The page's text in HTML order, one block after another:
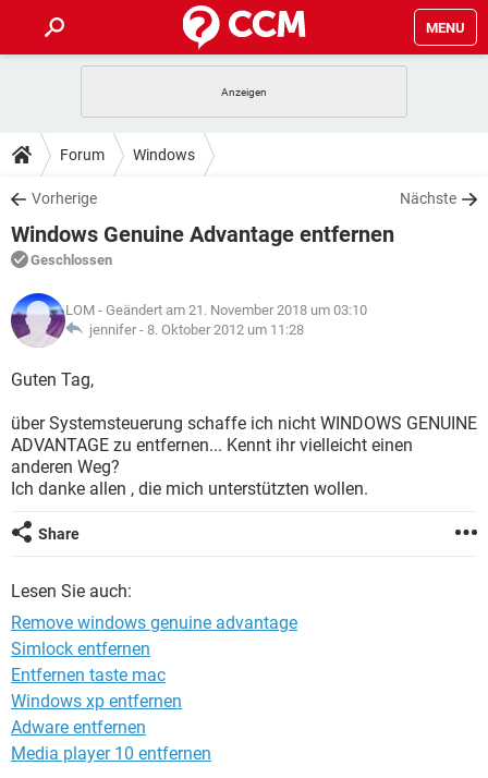
MENU
ANDROID
WINDOWS 10
WHATSAPP TIKTOK
FACEBOOK
TIPPS & TRICKS
SPIELE
WINDOWS 10
WHATSAPP
FACEBOOK HARDWARE
DOWNLOADS
SPIELE STREAMING
ANDROID
WINDOWS 10 INSTAGRAM
WHATSAPP
FACEBOOK
FORUM
SPIELE
ANDROID IOS
FACEBOOK HARDWARE
LEXIKON
SPIELE
ANDROID
WINDOWS 10 INSTAGRAM
WHATSAPP
FACEBOOK HARDWARE
Forum Windows
Vorherige Nächste
Windows Genuine Advantage entfernen
Geschlossen
LOM - Geändert am 21. November 2018 um 03:10
jennifer - 8. Oktober 2012 um 11:28
Guten Tag,
über Systemsteuerung schaffe ich nicht WINDOWS GENUINE
ADVANTAGE zu entfernen... Kennt ihr vielleicht einen
anderen Weg?
Ich danke allen , die mich unterstützten wollen.
Share
Lesen Sie auch:
Remove windows genuine advantage
Simlock entfernen
Entfernen taste mac
Windows xp entfernen
Adware entfernen
Media player 10 entfernen